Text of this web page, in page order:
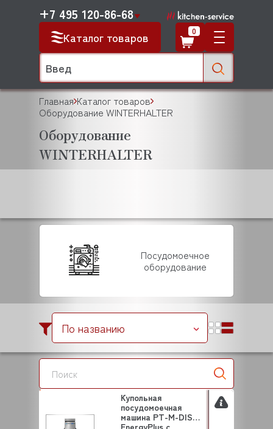
Каталог товаров
+7 495 120-86-68
0
Главная Каталог товаров
Оборудование WINTERHALTER
Оборудование
WINTERHALTER
Посудомоечное
оборудование
По названию
Купольная
посудомоечная
машина PT-M-DISH
EnergyPlus c